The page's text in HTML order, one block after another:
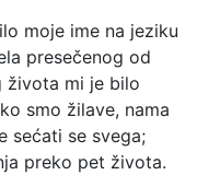
moje ime na jeziku
presečenog od
života mi je bilo
smo žilave, nama
sećati se svega;
preko pet života.